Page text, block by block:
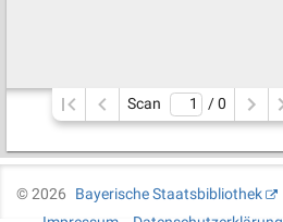
Scan / 0
©2026
Bayerische Staatsbibliothek